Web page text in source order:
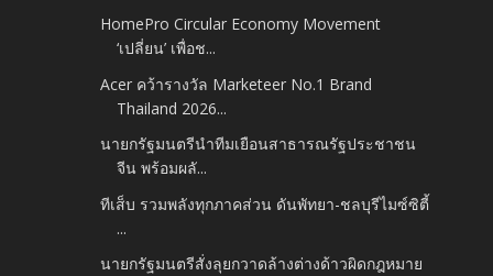
HomePro Circular Economy Movement
‘เปลี่ยน’ เพื่อช...
Acer คว้ารางวัล Marketeer No.1 Brand
Thailand 2026...
นายกรัฐมนตรีนำทีมเยือนสาธารณรัฐประชาชน
จีน พร้อมผลั...
ทีเส็บ รวมพลังทุกภาคส่วน ดันพัทยา-ชลบุรีไมซ์ซิตี้
...
นายกรัฐมนตรีสั่งลุยกวาดล้างต่างด้าวผิดกฎหมาย